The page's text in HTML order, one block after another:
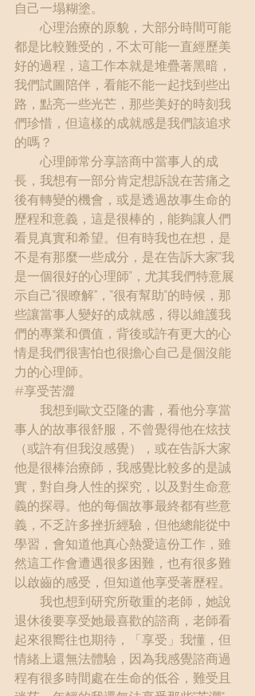
自己一塌糊塗。
心理治療的原貌，大部分時間可能
都是比較難受的，不太可能一直經歷美
好的過程，這工作本就是堆疊著黑暗，
我們試圖陪伴，看能不能一起找到些出
路，點亮一些光芒，那些美好的時刻我
們珍惜，但這樣的成就感是我們該追求
的嗎？
心理師常分享諮商中當事人的成
長，我想有一部分肯定想訴說在苦痛之
後有轉變的機會，或是透過故事生命的
歷程和意義，這是很棒的，能夠讓人們
看見真實和希望。但有時我也在想，是
不是有那麼一些成分，是在告訴大家“我
是一個很好的心理師“，尤其我們特意展
示自己“很瞭解”，“很有幫助“的時候，那
些讓當事人變好的成就感，得以維護我
們的專業和價值，背後或許有更大的心
情是我們很害怕也很擔心自己是個沒能
力的心理師。
#享受苦澀
我想到歐文亞隆的書，看他分享當
事人的故事很舒服，不曾覺得他在炫技
（或許有但我沒感覺），或在告訴大家
他是很棒治療師，我感覺比較多的是誠
實，對自身人性的探究，以及對生命意
義的探尋。他的每個故事最終都有些意
義，不乏許多挫折經驗，但他總能從中
學習，會知道他真心熱愛這份工作，雖
然這工作會遭遇很多困難，也有很多難
以啟齒的感受，但知道他享受著歷程。
我也想到研究所敬重的老師，她說
退休後要享受她最喜歡的諮商，老師看
起來很嚮往也期待，「享受」我懂，但
情緒上還無法體驗，因為我感覺諮商過
程有很多時間處在生命的低谷，難受且